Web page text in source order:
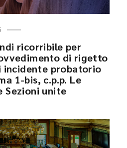
ricorribile per
di rigetto
probatorio
1-bis, c.p.p. Le
Sezioni unite